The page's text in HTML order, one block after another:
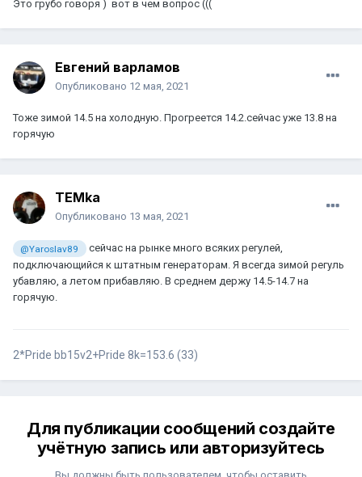
Это грубо говоря ) вот в чем вопрос (((
Евгений варламов
Опубликовано 12 мая, 2021
Тоже зимой 14.5 на холодную. Прогреется 14.2.сейчас уже 13.8 на
горячую
TEMka
Опубликовано 13 мая, 2021
@Yaroslav89
сейчас на рынке много всяких регулей,
подключающийся к штатным генераторам. Я всегда зимой регуль
убавляю, а летом прибавляю. В среднем держу 14.5-14.7 на
горячую.
2*Pride bb15v2+Pride 8k=153.6 (33)
Для публикации сообщений создайте
учётную запись или авторизуйтесь